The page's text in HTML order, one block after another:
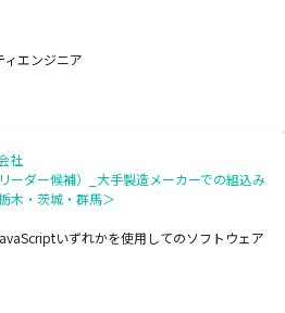
エンジニア
社
ーダー候補）_大手製造メーカーでの組込み
木・茨城・群馬＞
いずれかを使用してのソフトウェア